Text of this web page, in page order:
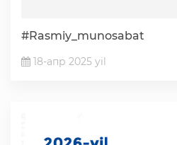
#Rasmiy_munosabat
18-апр 2025 yil